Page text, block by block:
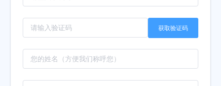
获取验证码